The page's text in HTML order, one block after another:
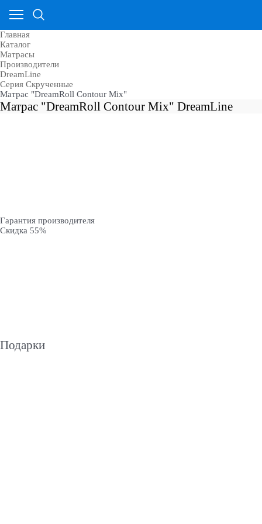
Главная
Каталог
Матрасы
Производители
DreamLine
Серия Скрученные
Матрас "DreamRoll Contour Mix"
Матрас "DreamRoll Contour Mix" DreamLine
Гарантия производителя
Скидка 55%
Подарки